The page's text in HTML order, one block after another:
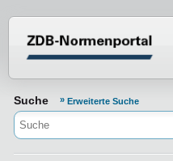
Suche Erweiterte Suche